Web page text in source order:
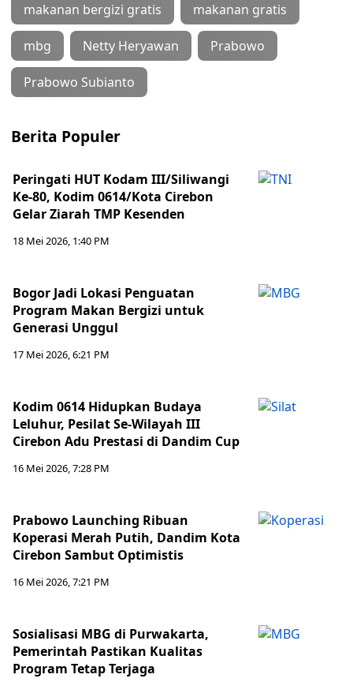
makanan bergizi gratis makanan gratis
mbg Netty Heryawan Prabowo
Prabowo Subianto
Berita Populer
Peringati HUT Kodam III/Siliwangi
Ke-80, Kodim 0614/Kota Cirebon
Gelar Ziarah TMP Kesenden
18 Mei 2026, 1:40 PM
Bogor Jadi Lokasi Penguatan
Program Makan Bergizi untuk
Generasi Unggul
17 Mei 2026, 6:21 PM
Kodim 0614 Hidupkan Budaya
Leluhur, Pesilat Se-Wilayah III
Cirebon Adu Prestasi di Dandim Cup
16 Mei 2026, 7:28 PM
Prabowo Launching Ribuan
Koperasi Merah Putih, Dandim Kota
Cirebon Sambut Optimistis
16 Mei 2026, 7:21 PM
Sosialisasi MBG di Purwakarta,
Pemerintah Pastikan Kualitas
Program Tetap Terjaga